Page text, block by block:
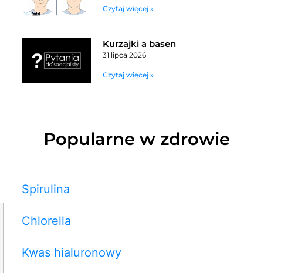
Czytaj więcej »
Kurzajki a basen
31 lipca 2026
Czytaj więcej »
Popularne w zdrowie
Spirulina
Chlorella
Kwas hialuronowy